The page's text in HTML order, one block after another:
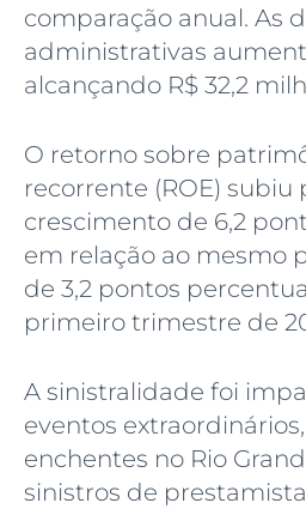
comparação anual. As
administrativas
alcançando R$ 32,2
O retorno sobre
recorrente (ROE) subiu
crescimento de 6,2
em relação ao mesmo
de 3,2 pontos
primeiro trimestre de
A sinistralidade foi
eventos
enchentes no Rio
sinistros de